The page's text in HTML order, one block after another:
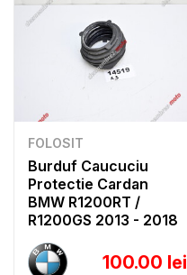
FOLOSIT
Burduf Caucuciu
Protectie Cardan
BMW R1200RT /
R1200GS 2013 - 2018
100.00 lei